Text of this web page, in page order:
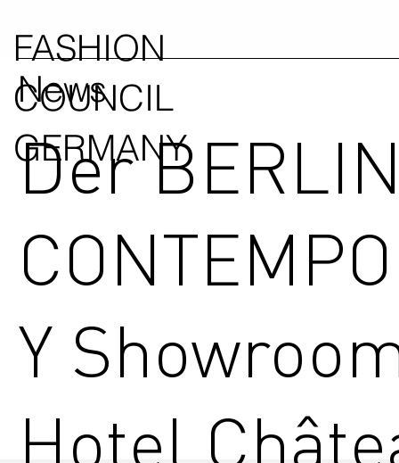
FASHION
COUNCIL
GERMANY
News
Der
Y
Hotel